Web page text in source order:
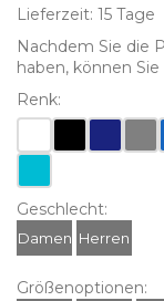
Lieferzeit: 15 Tage
Nachdem Sie die
haben, können
Renk:
Geschlecht:
Damen Herren
Größenoptionen: